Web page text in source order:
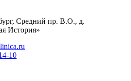
Средний пр. В.О., д.
История»
10